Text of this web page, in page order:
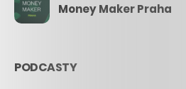
Money Maker Praha
PODCASTY